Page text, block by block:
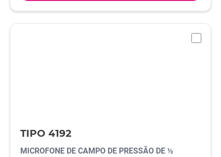
TIPO 4192
MICROFONE DE CAMPO DE PRESSÃO DE ½